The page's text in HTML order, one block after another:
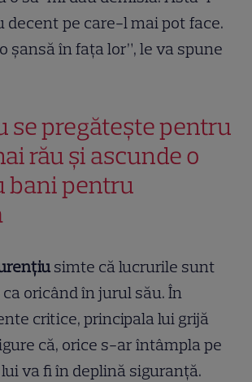
decent pe care-l mai pot face.
șansă în fața lor”, le va spune
se pregătește pentru
rău și ascunde o
bani pentru
simte că lucrurile sunt
oricând în jurul său. În
critice, principala lui grijă
că, orice s-ar întâmpla pe
va fi în deplină siguranță.